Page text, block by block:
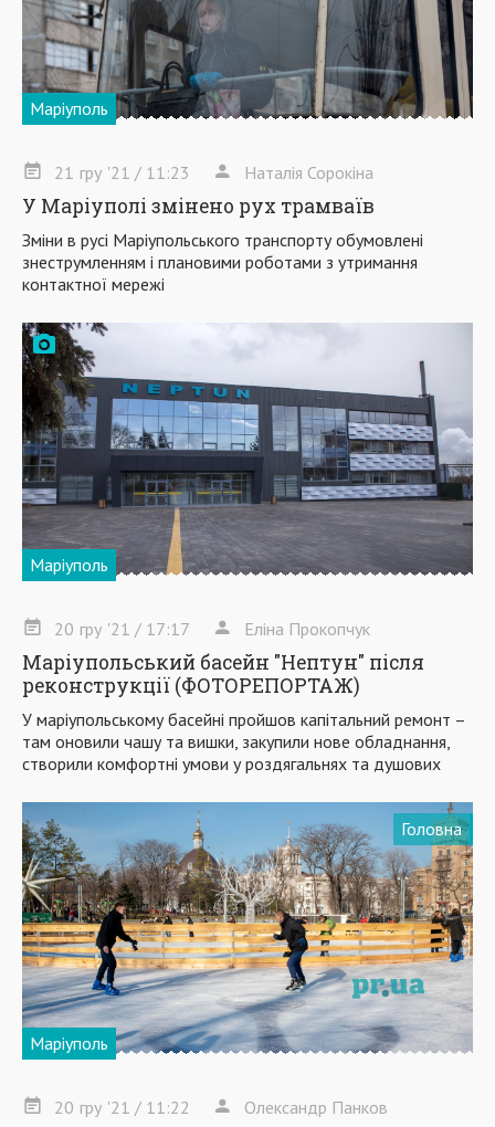
Маріуполь
21 гру '21 / 11:23 Наталія Сорокіна
У Маріуполі змінено рух трамваїв
Зміни в русі Маріупольського транспорту обумовлені
знеструмленням і плановими роботами з утримання
контактної мережі
Маріуполь
20 гру '21 / 17:17 Еліна Прокопчук
Маріупольський басейн "Нептун" після
реконструкції (ФОТОРЕПОРТАЖ)
У маріупольському басейні пройшов капітальний ремонт –
там оновили чашу та вишки, закупили нове обладнання,
створили комфортні умови у роздягальнях та душових
Головна
Маріуполь
20 гру '21 / 11:22 Олександр Панков